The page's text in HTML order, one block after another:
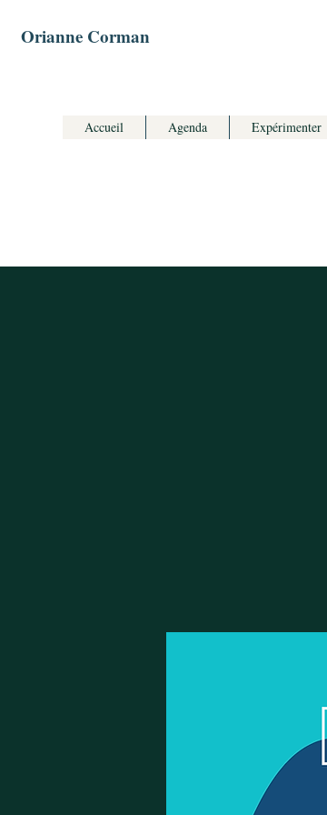
Orianne Corman
Accueil Agenda Expérimenter